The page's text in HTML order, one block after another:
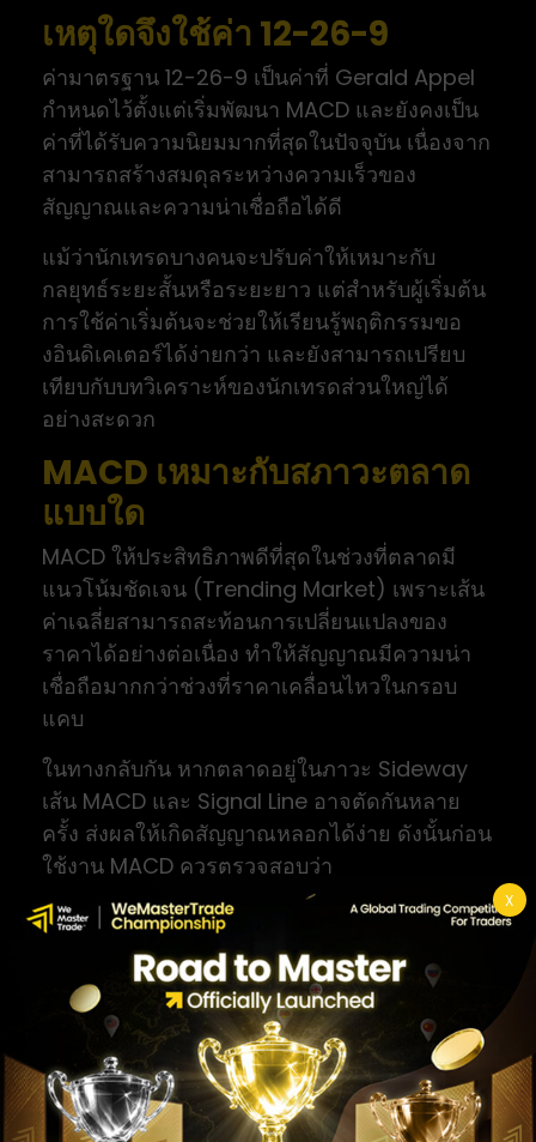
X
เหตุใดจึงใช้ค่า 12-26-9
ค่ามาตรฐาน 12-26-9 เป็นค่าที่ Gerald Appel
กำหนดไว้ตั้งแต่เริ่มพัฒนา MACD และยังคงเป็น
ค่าที่ได้รับความนิยมมากที่สุดในปัจจุบัน เนื่องจาก
สามารถสร้างสมดุลระหว่างความเร็วของ
สัญญาณและความน่าเชื่อถือได้ดี
แม้ว่านักเทรดบางคนจะปรับค่าให้เหมาะกับ
กลยุทธ์ระยะสั้นหรือระยะยาว แต่สำหรับผู้เริ่มต้น
การใช้ค่าเริ่มต้นจะช่วยให้เรียนรู้พฤติกรรมขอ
งอินดิเคเตอร์ได้ง่ายกว่า และยังสามารถเปรียบ
เทียบกับบทวิเคราะห์ของนักเทรดส่วนใหญ่ได้
อย่างสะดวก
MACD เหมาะกับสภาวะตลาด
แบบใด
MACD ให้ประสิทธิภาพดีที่สุดในช่วงที่ตลาดมี
แนวโน้มชัดเจน (Trending Market) เพราะเส้น
ค่าเฉลี่ยสามารถสะท้อนการเปลี่ยนแปลงของ
ราคาได้อย่างต่อเนื่อง ทำให้สัญญาณมีความน่า
เชื่อถือมากกว่าช่วงที่ราคาเคลื่อนไหวในกรอบ
แคบ
ในทางกลับกัน หากตลาดอยู่ในภาวะ Sideway
เส้น MACD และ Signal Line อาจตัดกันหลาย
ครั้ง ส่งผลให้เกิดสัญญาณหลอกได้ง่าย ดังนั้นก่อน
ใช้งาน MACD ควรตรวจสอบว่า
แนวโน้มจากหลายกรอบเวลาสอดคล้องกันหรือ
ไม่ เพื่อช่วยคัดกรองสัญญาณที่มีคุณภาพและลด
ความเสี่ยงในการเข้าเทรด
วิธีอ่านสัญญาณ MACD
การเข้าใจองค์ประกอบของ MACD เป็นเพียงขั้น
ตอนแรก สิ่งที่สำคัญกว่าคือการตีความสัญญาณ
ให้สอดคล้องกับสภาพตลาด เพราะสัญญาณ